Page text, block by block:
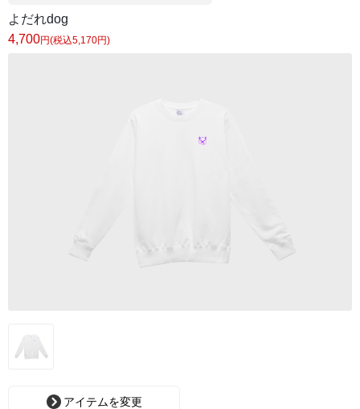
よだれdog
4,700円(税込5,170円)
アイテムを変更